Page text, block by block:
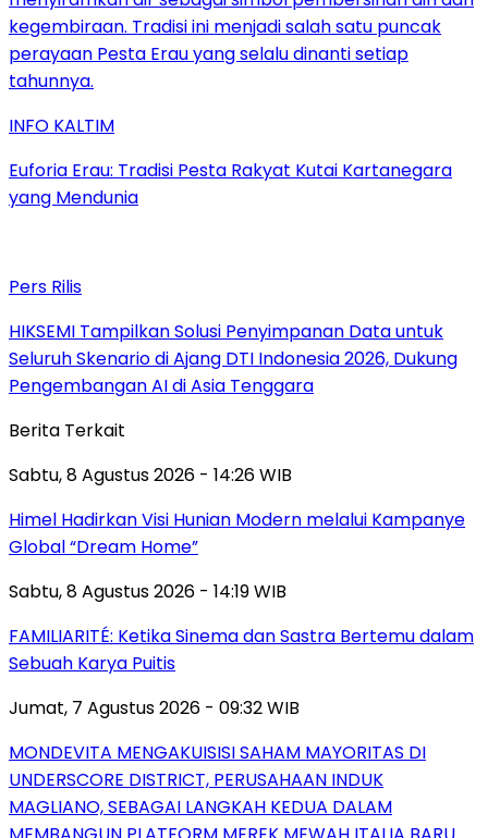
INFO KALTIM
Euforia Erau: Tradisi Pesta Rakyat Kutai Kartanegara
yang Mendunia
Pers Rilis
HIKSEMI Tampilkan Solusi Penyimpanan Data untuk
Seluruh Skenario di Ajang DTI Indonesia 2026, Dukung
Pengembangan AI di Asia Tenggara
Berita Terkait
Sabtu, 8 Agustus 2026 - 14:26 WIB
Himel Hadirkan Visi Hunian Modern melalui Kampanye
Global “Dream Home”
Sabtu, 8 Agustus 2026 - 14:19 WIB
FAMILIARITÉ: Ketika Sinema dan Sastra Bertemu dalam
Sebuah Karya Puitis
Jumat, 7 Agustus 2026 - 09:32 WIB
MONDEVITA MENGAKUISISI SAHAM MAYORITAS DI
UNDERSCORE DISTRICT, PERUSAHAAN INDUK
MAGLIANO, SEBAGAI LANGKAH KEDUA DALAM